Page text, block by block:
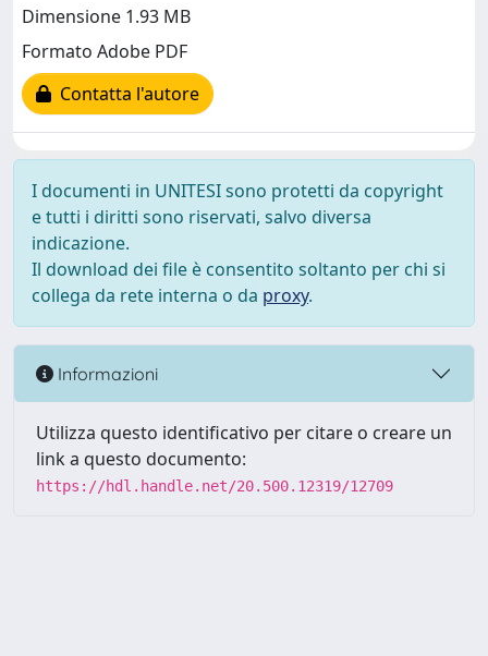
Dimensione 1.93 MB
Formato Adobe PDF
Contatta l'autore
I documenti in UNITESI sono protetti da copyright
e tutti i diritti sono riservati, salvo diversa
indicazione.
Il download dei file è consentito soltanto per chi si
collega da rete interna o da proxy.
Informazioni
Utilizza questo identificativo per citare o creare un
link a questo documento:
https://hdl.handle.net/20.500.12319/12709